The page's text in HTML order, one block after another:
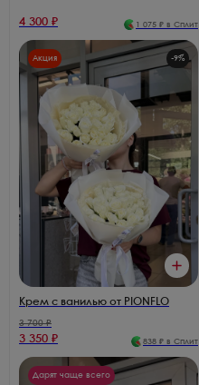
4 300 ₽ 1 075 ₽ в Сплит
Акция -9%
Крем с ванилью от PIONFLO
3 700₽
3 350 ₽ 838 ₽ в Сплит
Дарят чаще всего